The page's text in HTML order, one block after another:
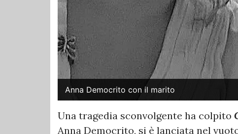
Anna Democrito con il marito
Una tragedia sconvolgente ha colpito
Anna Democrito, si è lanciata nel